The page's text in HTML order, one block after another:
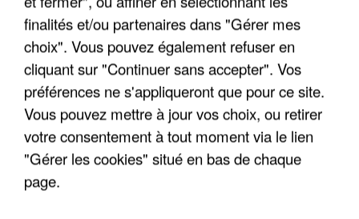
finalités et/ou partenaires dans "Gérer mes
choix". Vous pouvez également refuser en
cliquant sur "Continuer sans accepter". Vos
préférences ne s'appliqueront que pour ce site.
Vous pouvez mettre à jour vos choix, ou retirer
votre consentement à tout moment via le lien
"Gérer les cookies" situé en bas de chaque
page.